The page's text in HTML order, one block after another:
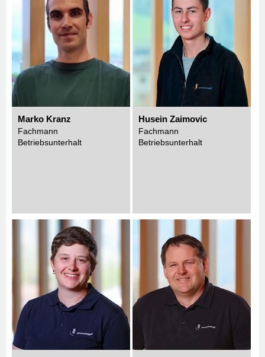
Marko Kranz
Fachmann
Betriebsunterhalt
Husein Zaimovic
Fachmann
Betriebsunterhalt